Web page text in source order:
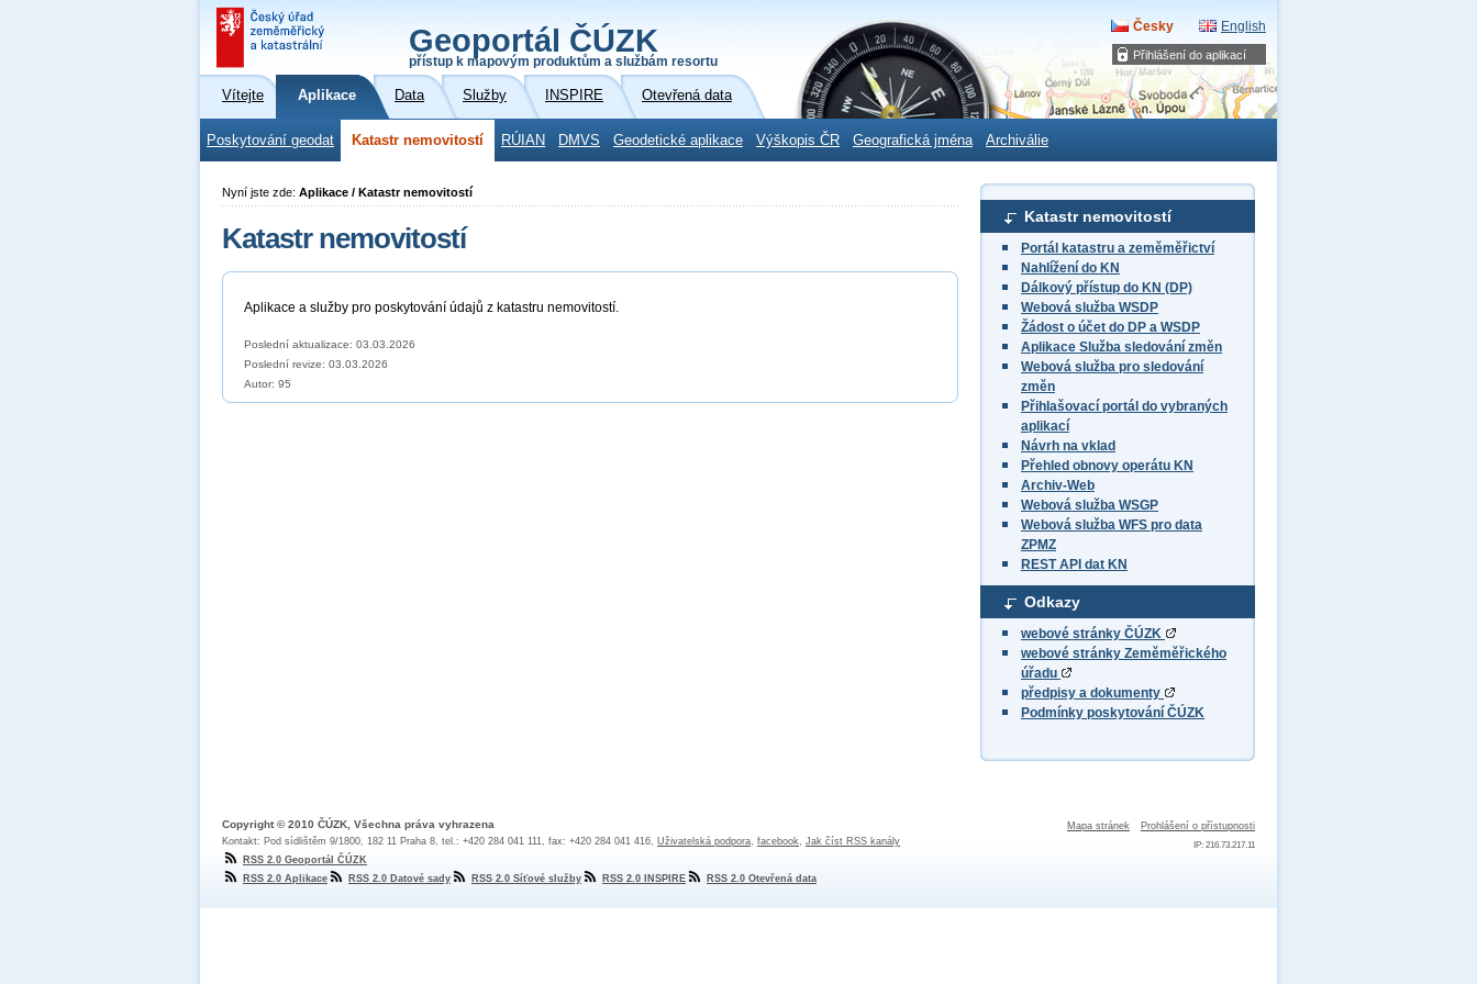
Přihlášení do aplikací
Geoportál ČÚZK
přístup k mapovým produktům a službám resortu
Česky English
Vítejte Aplikace Data Služby INSPIRE Otevřená data
Poskytování geodat Katastr nemovitostí RÚIAN DMVS Geodetické aplikace Výškopis ČR Geografická jména Archiválie
Katastr nemovitostí
Portál katastru a zeměměřictví
Nahlížení do KN
Dálkový přístup do KN (DP)
Webová služba WSDP
Žádost o účet do DP a WSDP
Aplikace Služba sledování změn
Webová služba pro sledování
změn
Přihlašovací portál do vybraných
aplikací
Návrh na vklad
Přehled obnovy operátu KN
Archiv-Web
Webová služba WSGP
Webová služba WFS pro data
ZPMZ
REST API dat KN
Odkazy
webové stránky ČÚZK
webové stránky Zeměměřického
úřadu
předpisy a dokumenty
Podmínky poskytování ČÚZK
Nyní jste zde: Aplikace / Katastr nemovitostí
Katastr nemovitostí
Aplikace a služby pro poskytování údajů z katastru nemovitostí.
Poslední aktualizace: 03.03.2026
Poslední revize: 03.03.2026
Autor: 95
Mapa stránek Prohlášení o přístupnosti
IP: 216.73.217.11
Copyright © 2010 ČÚZK, Všechna práva vyhrazena
Kontakt: Pod sídlištěm 9/1800, 182 11 Praha 8, tel.: +420 284 041 111, fax: +420 284 041 416, Uživatelská podpora, facebook, Jak číst RSS kanály
RSS 2.0 Geoportál ČÚZK
RSS 2.0 Aplikace
RSS 2.0 Datové sady RSS 2.0 Síťové služby RSS 2.0 INSPIRE RSS 2.0 Otevřená data